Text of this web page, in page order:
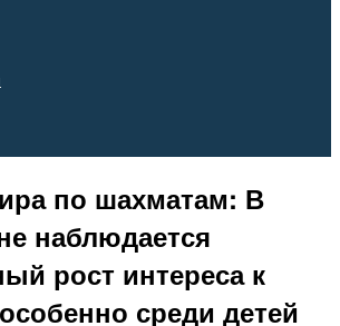
по шахматам: В
наблюдается
рост интереса к
среди детей